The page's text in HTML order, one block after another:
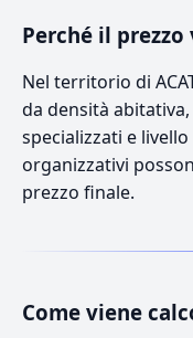
Perché il prezzo
Nel territorio di
da densità
specializzati e
organizzativi
prezzo finale.
Come viene